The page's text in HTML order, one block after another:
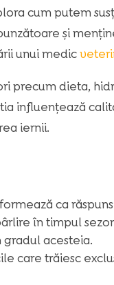
cum putem
și
unui medic
precum dieta,
influențează
iernii.
ca
în timpul
acesteia.
care trăiesc